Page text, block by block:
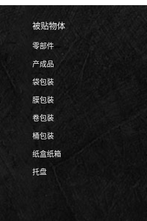
被贴物体
零部件
产成品
袋包装
膜包装
卷包装
桶包装
纸盒纸箱
托盘